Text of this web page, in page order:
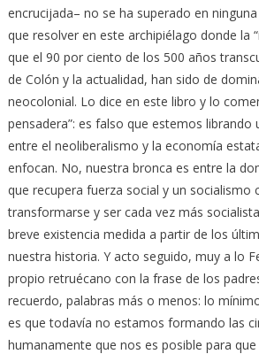
encrucijada– no se ha superado en
que resolver en este archipiélago donde la
que el 90 por ciento de los 500 años
de Colón y la actualidad, han sido de
neocolonial. Lo dice en este libro y lo
pensadera”: es falso que estemos librando
entre el neoliberalismo y la economía
enfocan. No, nuestra bronca es entre la
que recupera fuerza social y un socialismo
transformarse y ser cada vez más
breve existencia medida a partir de los
nuestra historia. Y acto seguido, muy a lo
propio retruécano con la frase de los
recuerdo, palabras más o menos: lo
es que todavía no estamos formando las
humanamente que nos es posible para